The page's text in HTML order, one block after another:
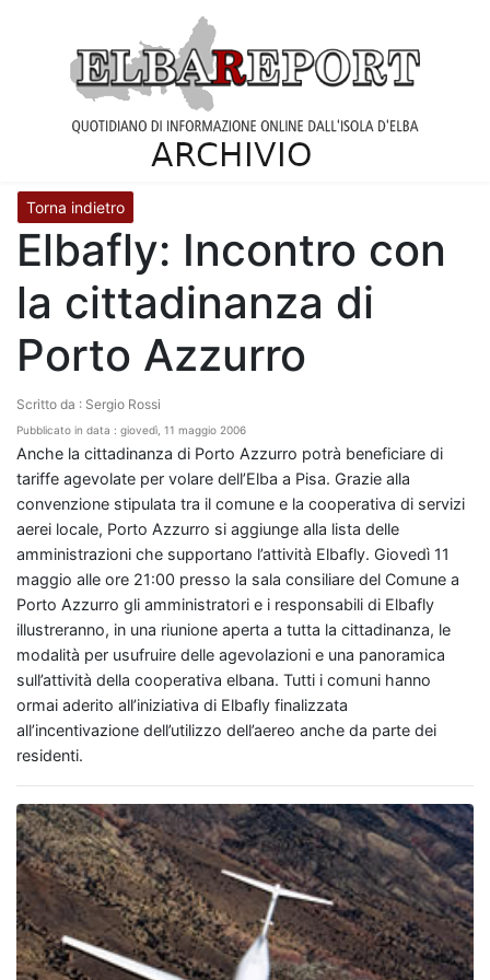
Torna indietro
Elbafly: Incontro con
la cittadinanza di
Porto Azzurro
Scritto da : Sergio Rossi
Pubblicato in data : giovedì, 11 maggio 2006
Anche la cittadinanza di Porto Azzurro potrà beneficiare di
tariffe agevolate per volare dell’Elba a Pisa. Grazie alla
convenzione stipulata tra il comune e la cooperativa di servizi
aerei locale, Porto Azzurro si aggiunge alla lista delle
amministrazioni che supportano l’attività Elbafly. Giovedì 11
maggio alle ore 21:00 presso la sala consiliare del Comune a
Porto Azzurro gli amministratori e i responsabili di Elbafly
illustreranno, in una riunione aperta a tutta la cittadinanza, le
modalità per usufruire delle agevolazioni e una panoramica
sull’attività della cooperativa elbana. Tutti i comuni hanno
ormai aderito all’iniziativa di Elbafly finalizzata
all’incentivazione dell’utilizzo dell’aereo anche da parte dei
residenti.